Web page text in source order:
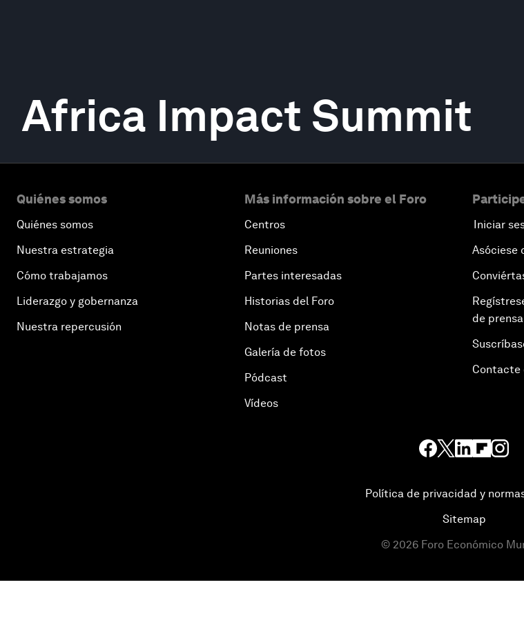
Africa Impact Summit
Quiénes somos
Quiénes somos
Nuestra estrategia
Cómo trabajamos
Liderazgo y gobernanza
Nuestra repercusión
Más información sobre el Foro
Centros
Reuniones
Partes interesadas
Historias del Foro
Notas de prensa
Galería de fotos
Pódcast
Vídeos
Iniciar
Asóciese
de prensa
Contacte
Política de privacidad y
Sitemap
© 2026 Foro Económico